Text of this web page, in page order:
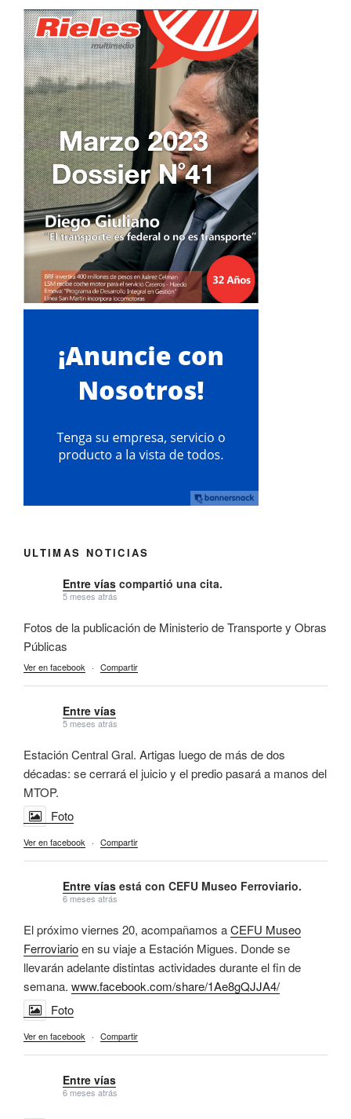
ULTIMAS NOTICIAS
Entre vías compartió una cita.
5 meses atrás
Fotos de la publicación de Ministerio de Transporte y Obras
Públicas
Ver en facebook · Compartir
Entre vías
5 meses atrás
Estación Central Gral. Artigas luego de más de dos
décadas: se cerrará el juicio y el predio pasará a manos del
MTOP.
Foto
Ver en facebook · Compartir
Entre vías está con CEFU Museo Ferroviario.
6 meses atrás
El próximo viernes 20, acompañamos aCEFU Museo
Ferroviarioen su viaje a Estación Migues. Donde se
llevarán adelante distintas actividades durante el fin de
semana. www.facebook.com/share/1Ae8gQJJA4/
Foto
Ver en facebook · Compartir
Entre vías
6 meses atrás